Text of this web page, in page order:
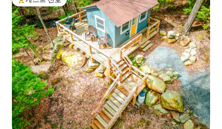
상위 게스트 선호